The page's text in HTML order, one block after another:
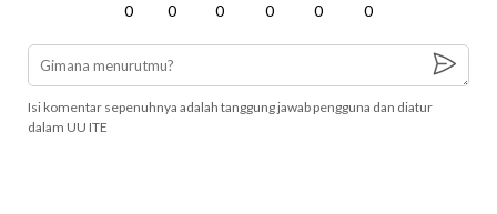
0 0 0 0 0 0
Isi komentar sepenuhnya adalah tanggung jawab pengguna dan diatur
dalam UU ITE